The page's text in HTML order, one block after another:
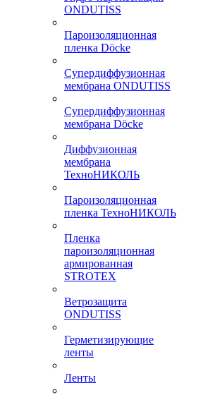
ONDUTISS
Пароизоляционная
пленка Döcke
Супердиффузионная
мембрана ONDUTISS
Супердиффузионная
мембрана Döcke
Диффузионная
мембрана
ТехноНИКОЛЬ
Пароизоляционная
пленка ТехноНИКОЛЬ
Пленка
пароизоляционная
армированная
STROTEX
Ветрозащита
ONDUTISS
Герметизирующие
ленты
Ленты